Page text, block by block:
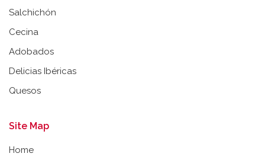
Salchichón
Cecina
Adobados
Delicias Ibéricas
Quesos
Site Map
Home